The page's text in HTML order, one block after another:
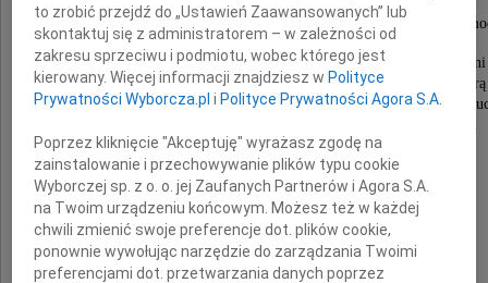
Osoba wyjątkowa. Skromna, życzliwa,
Wspaniała prawniczka, konstytucjonalistka,
Swój wyjątkowy talent prawniczy poświęciła pracy którą
na Uniwersytecie Warszawskim, w Trybunale
Kancelarii Sejmu i Kancelarii Prezydenta RP.
Składamy wyrazy głębokiego współczucia
Mamie Beaty i Przyjaciołom
to zrobić przejdź do „Ustawień Zaawansowanych” lub
skontaktuj się z administratorem – w zależności od
zakresu sprzeciwu i podmiotu, wobec którego jest
kierowany. Więcej informacji znajdziesz w Polityce
Prywatności Wyborcza.pl i Polityce Prywatności Agora S.A.
Poprzez kliknięcie "Akceptuję" wyrażasz zgodę na
zainstalowanie i przechowywanie plików typu cookie
Wyborczej sp. z o. o. jej Zaufanych Partnerów i Agora S.A.
na Twoim urządzeniu końcowym. Możesz też w każdej
chwili zmienić swoje preferencje dot. plików cookie,
ponownie wywołując narzędzie do zarządzania Twoimi
preferencjami dot. przetwarzania danych poprzez